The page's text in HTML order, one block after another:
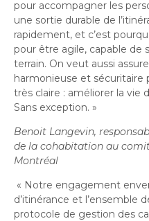
pour accompagner les
une sortie durable de
rapidement, et c’est
pour être agile, capable de
terrain. On veut aussi
harmonieuse et sécuritaire
très claire : améliorer la vie
Sans exception. »
Benoit Langevin,
de la cohabitation au
Montréal
« Notre engagement
d’itinérance et l’ensemble
protocole de gestion des